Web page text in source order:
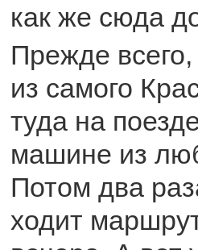
как же сюда
Прежде
из самого
туда на
машине из
Потом два
ходит